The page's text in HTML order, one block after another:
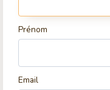
Prénom
Email